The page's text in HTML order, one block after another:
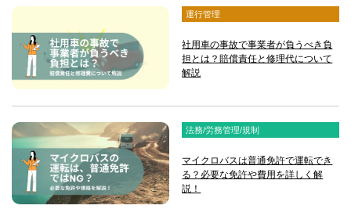
運行管理
社用車の事故で事業者が負うべき負
担とは？賠償責任と修理代について
解説
法務/労務管理/規制
マイクロバスは普通免許で運転でき
る？必要な免許や費用を詳しく解
説！